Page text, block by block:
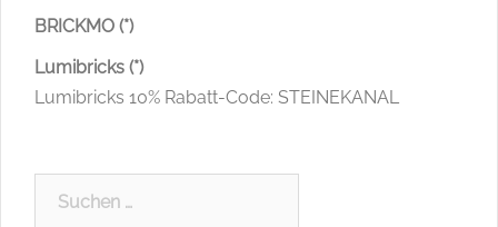
BRICKMO (*)
Lumibricks (*)
Lumibricks 10% Rabatt-Code: STEINEKANAL